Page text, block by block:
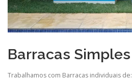
Barracas Simples
Trabalhamos com Barracas individuais de: